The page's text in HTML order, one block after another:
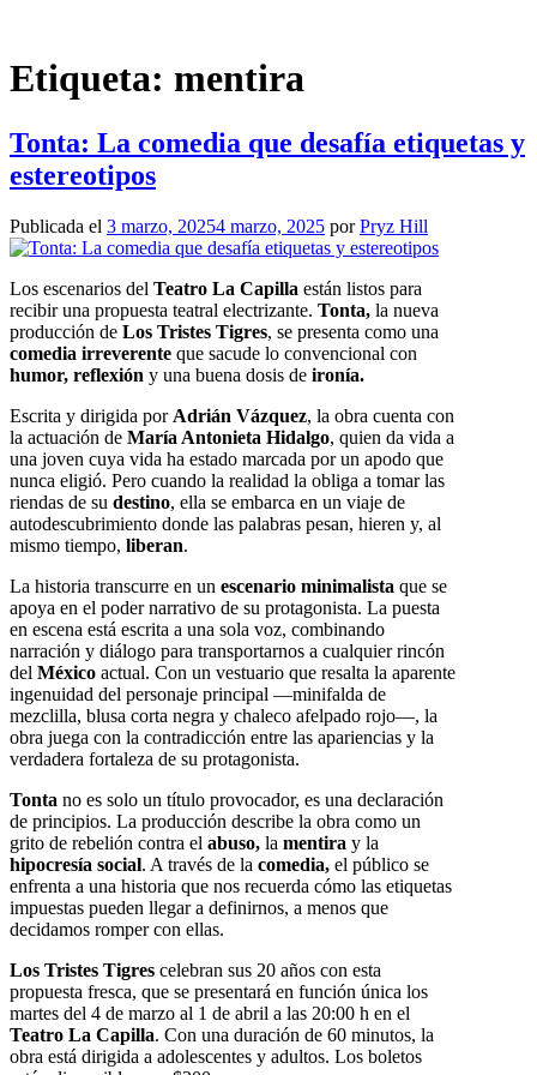
contenido
Etiqueta: mentira
Tonta: La comedia que desafía etiquetas y
estereotipos
Publicada el 3 marzo, 20254 marzo, 2025 porPryz Hill
Los escenarios del Teatro La Capilla están listos para
recibir una propuesta teatral electrizante. Tonta, la nueva
producción de Los Tristes Tigres, se presenta como una
comedia irreverente que sacude lo convencional con
humor, reflexión y una buena dosis de ironía.
Escrita y dirigida por Adrián Vázquez, la obra cuenta con
la actuación de María Antonieta Hidalgo, quien da vida a
una joven cuya vida ha estado marcada por un apodo que
nunca eligió. Pero cuando la realidad la obliga a tomar las
riendas de su destino, ella se embarca en un viaje de
autodescubrimiento donde las palabras pesan, hieren y, al
mismo tiempo, liberan.
La historia transcurre en un escenario minimalista que se
apoya en el poder narrativo de su protagonista. La puesta
en escena está escrita a una sola voz, combinando
narración y diálogo para transportarnos a cualquier rincón
del México actual. Con un vestuario que resalta la aparente
ingenuidad del personaje principal —minifalda de
mezclilla, blusa corta negra y chaleco afelpado rojo—, la
obra juega con la contradicción entre las apariencias y la
verdadera fortaleza de su protagonista.
Tonta no es solo un título provocador, es una declaración
de principios. La producción describe la obra como un
grito de rebelión contra el abuso, la mentira y la
hipocresía social. A través de la comedia, el público se
enfrenta a una historia que nos recuerda cómo las etiquetas
impuestas pueden llegar a definirnos, a menos que
decidamos romper con ellas.
Los Tristes Tigres celebran sus 20 años con esta
propuesta fresca, que se presentará en función única los
martes del 4 de marzo al 1 de abril a las 20:00 h en el
Teatro La Capilla. Con una duración de 60 minutos, la
obra está dirigida a adolescentes y adultos. Los boletos